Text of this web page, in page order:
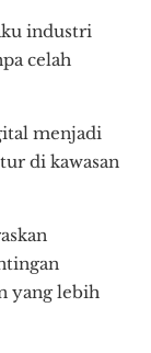
industri
celah
menjadi
di kawasan
yang lebih